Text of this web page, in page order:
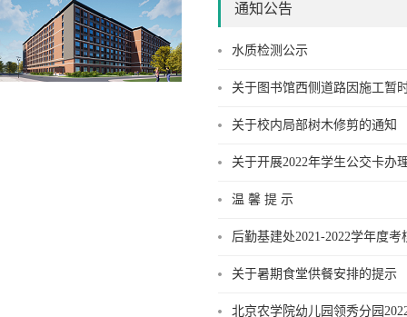
通知公告
水质检测公示
关于图书馆西侧道路因施工暂
关于校内局部树木修剪的通知
关于开展2022年学生公交卡办
温 馨 提 示
后勤基建处2021-2022学年度考
关于暑期食堂供餐安排的提示
北京农学院幼儿园领秀分园